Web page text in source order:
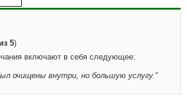
5)
включают в себя следующее:
очищены внутри, но большую услугу. "